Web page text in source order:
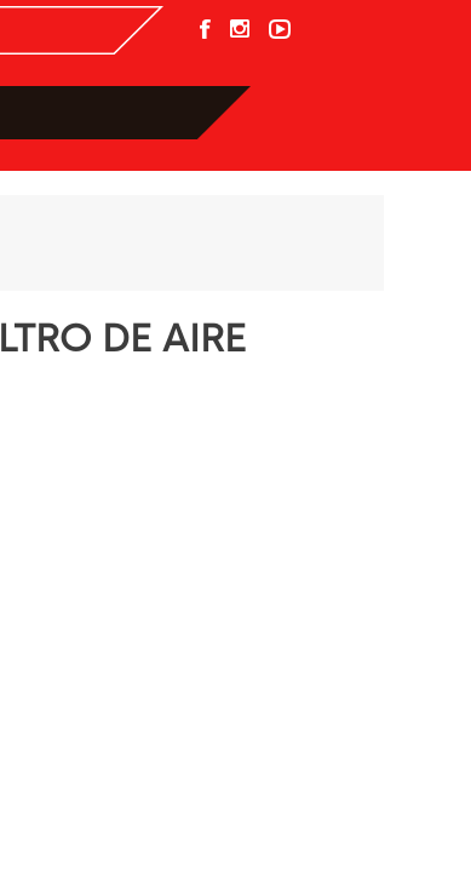
DE AIRE